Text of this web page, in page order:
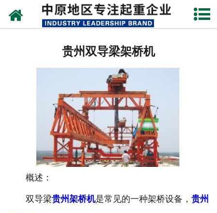
网站首页
贵州路桥门机
贵州造船门机
贵州提梁机
贵州运梁设备
贵州双导梁架桥机
概述：
双导梁贵州架桥机是常见的一种架桥设备， 贵州